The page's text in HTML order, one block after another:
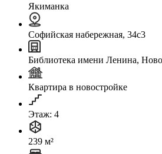
Якиманка
Софийская набережная, 34с3
Библиотека имени Ленина,
Квартира в новостройке
Этаж: 4
239 м²